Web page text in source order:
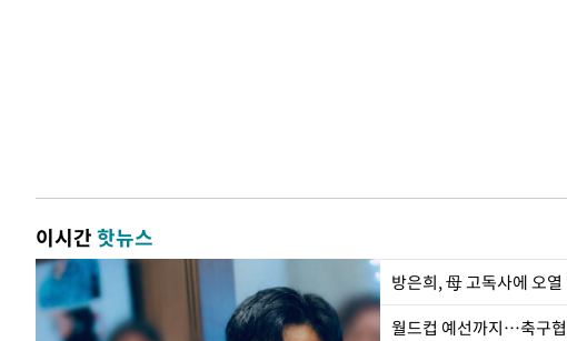
이시간핫뉴스
방은희, 母 고독사에 오
월드컵 예선까지…축구